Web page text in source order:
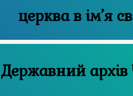
церква в ім’я